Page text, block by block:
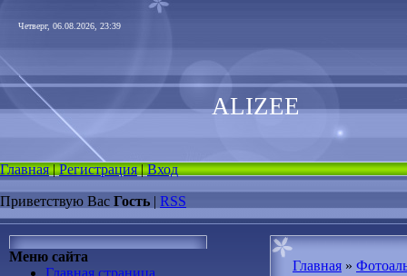
Четверг, 06.08.2026, 23:39
ALIZEE
Главная|Регистрация|Вход
Приветствую Вас Гость | RSS
Меню сайта
Главная страница
Главная »